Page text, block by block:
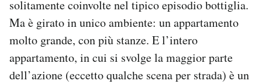
solitamente coinvolte nel tipico episodio bottiglia.
Ma è girato in unico ambiente: un appartamento
molto grande, con più stanze. E l’intero
appartamento, in cui si svolge la maggior parte
dell’azione (eccetto qualche scena per strada) è un